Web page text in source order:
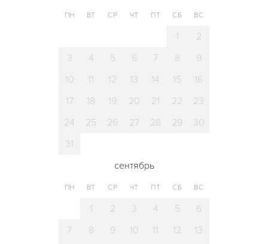
ПН ВТ СР ЧТ ПТ СБ ВС
1
2
3
4 5 6 7 8
9
10
11 12 13 14 15
16
17
18 19 20 21 22
23
24
25 26 27 28 29
30
31
сентябрь
ПН ВТ СР ЧТ ПТ СБ ВС
1 2 3 4 5
6
7
8 9 10 11 12 13